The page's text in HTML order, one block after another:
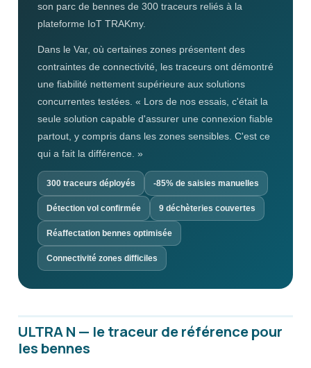
son parc de bennes de 300 traceurs reliés à la
plateforme IoT TRAKmy.
Dans le Var, où certaines zones présentent des
contraintes de connectivité, les traceurs ont démontré
une fiabilité nettement supérieure aux solutions
concurrentes testées. « Lors de nos essais, c'était la
seule solution capable d'assurer une connexion fiable
partout, y compris dans les zones sensibles. C'est ce
qui a fait la différence. »
300 traceurs déployés -85% de saisies manuelles
Détection vol confirmée 9 déchèteries couvertes
Réaffectation bennes optimisée
Connectivité zones difficiles
ULTRA N — le traceur de référence pour
les bennes